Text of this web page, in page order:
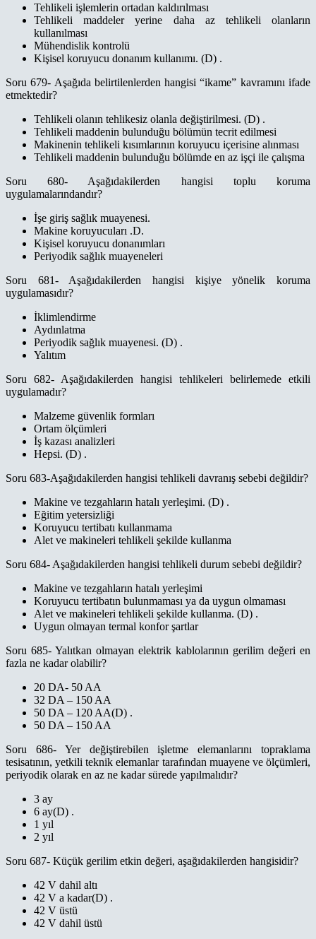
Tehlikeli işlemlerin ortadan kaldırılması
Tehlikeli maddeler yerine daha az tehlikeli olanların
kullanılması
Mühendislik kontrolü
Kişisel koruyucu donanım kullanımı. (D) .
Soru 679- Aşağıda belirtilenlerden hangisi “ikame” kavramını ifade
etmektedir?
Tehlikeli olanın tehlikesiz olanla değiştirilmesi. (D) .
Tehlikeli maddenin bulunduğu bölümün tecrit edilmesi
Makinenin tehlikeli kısımlarının koruyucu içerisine alınması
Tehlikeli maddenin bulunduğu bölümde en az işçi ile çalışma
Soru 680- Aşağıdakilerden hangisi toplu koruma
uygulamalarındandır?
İşe giriş sağlık muayenesi.
Makine koruyucuları .D.
Kişisel koruyucu donanımları
Periyodik sağlık muayeneleri
Soru 681- Aşağıdakilerden hangisi kişiye yönelik koruma
uygulamasıdır?
İklimlendirme
Aydınlatma
Periyodik sağlık muayenesi. (D) .
Yalıtım
Soru 682- Aşağıdakilerden hangisi tehlikeleri belirlemede etkili
uygulamadır?
Malzeme güvenlik formları
Ortam ölçümleri
İş kazası analizleri
Hepsi. (D) .
Soru 683-Aşağıdakilerden hangisi tehlikeli davranış sebebi değildir?
Makine ve tezgahların hatalı yerleşimi. (D) .
Eğitim yetersizliği
Koruyucu tertibatı kullanmama
Alet ve makineleri tehlikeli şekilde kullanma
Soru 684- Aşağıdakilerden hangisi tehlikeli durum sebebi değildir?
Makine ve tezgahların hatalı yerleşimi
Koruyucu tertibatın bulunmaması ya da uygun olmaması
Alet ve makineleri tehlikeli şekilde kullanma. (D) .
Uygun olmayan termal konfor şartlar
Soru 685- Yalıtkan olmayan elektrik kablolarının gerilim değeri en
fazla ne kadar olabilir?
20 DA- 50 AA
32 DA – 150 AA
50 DA – 120 AA(D) .
50 DA – 150 AA
Soru 686- Yer değiştirebilen işletme elemanlarını topraklama
tesisatının, yetkili teknik elemanlar tarafından muayene ve ölçümleri,
periyodik olarak en az ne kadar sürede yapılmalıdır?
3 ay
6 ay(D) .
1 yıl
2 yıl
Soru 687- Küçük gerilim etkin değeri, aşağıdakilerden hangisidir?
42 V dahil altı
42 V a kadar(D) .
42 V üstü
42 V dahil üstü